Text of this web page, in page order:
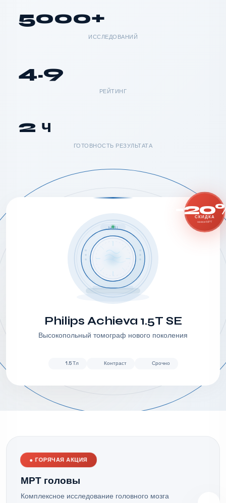
5000+
ИССЛЕДОВАНИЙ
4.9
РЕЙТИНГ
2 ч
ГОТОВНОСТЬ РЕЗУЛЬТАТА
- СКИДКА
на все МРТ
MRI
Philips Achieva 1.5T SE
Высокопольный томограф нового поколения
1.5 Тл Контраст Срочно
● ГОРЯЧАЯ АКЦИЯ
МРТ головы
Комплексное исследование головного мозга